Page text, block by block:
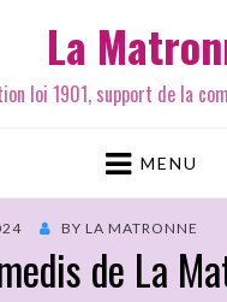
La
loi 1901, support de la
MENU
BY LA MATRONNE
de La